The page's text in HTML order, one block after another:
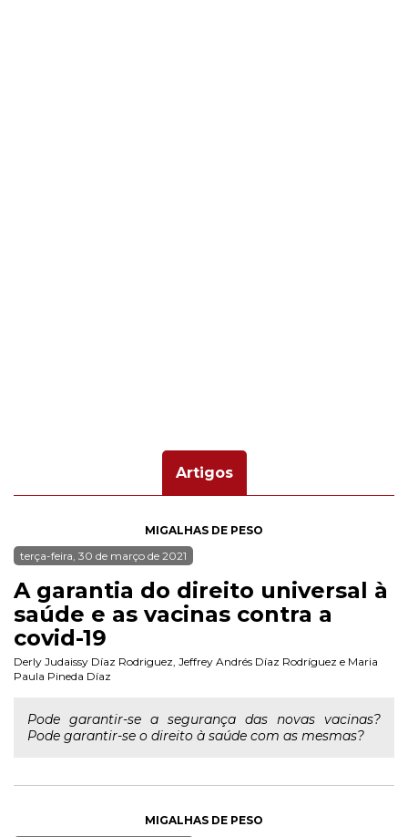
Artigos
MIGALHAS DE PESO
terça-feira, 30 de março de 2021
A garantia do direito universal à
saúde e as vacinas contra a
covid-19
Derly Judaissy Díaz Rodriguez Jeffrey Andrés Díaz Rodríguez e Maria
Paula Pineda Díaz
Pode garantir-se a segurança das novas vacinas?
Pode garantir-se o direito à saúde com as mesmas?
MIGALHAS DE PESO